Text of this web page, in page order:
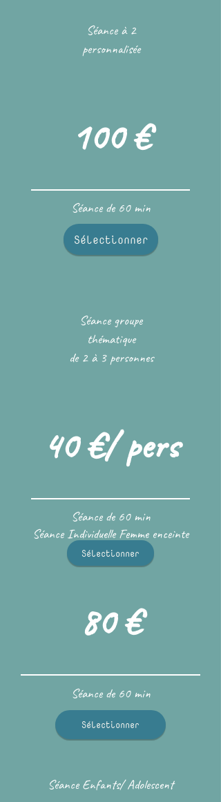
Séance à 2
personnalisée
100 €
Séance de 60 min
Sélectionner
Séance groupe
thématique
de 2 à 3 personnes
40 €/ pers
Séance de 60 min
Sélectionner
Séance Individuelle Femme enceinte
80 €
Séance de 60 min
Sélectionner
Séance Enfants/ Adolescent